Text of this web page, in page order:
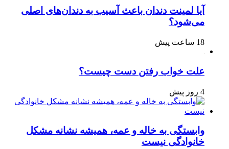
آیا لمینت دندان باعث آسیب به دندان‌های اصلی
می‌شود؟
18 ساعت پیش
علت خواب رفتن دست چیست؟
4 روز پیش
وابستگی به خاله و عمه، همیشه نشانه مشکل
خانوادگی نیست